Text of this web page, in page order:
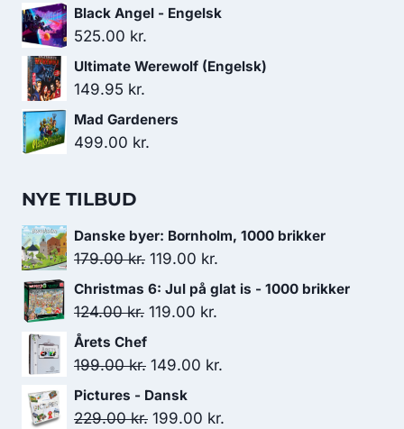
Black Angel - Engelsk
525.00 kr.
Ultimate Werewolf (Engelsk)
149.95 kr.
Mad Gardeners
499.00 kr.
NYE TILBUD
Danske byer: Bornholm, 1000 brikker
179.00kr. Den
oprindelige
pris
179.00 kr..
119.00 kr.
aktuelle
Christmas 6: Jul på glat is - 1000 brikker
124.00kr. Den
pris
124.00 kr..
119.00 kr.
pris
Årets Chef
199.00kr. Den
oprindelige
pris
149.00 kr.
Pictures - Dansk
229.00kr. Den
199.00 kr.